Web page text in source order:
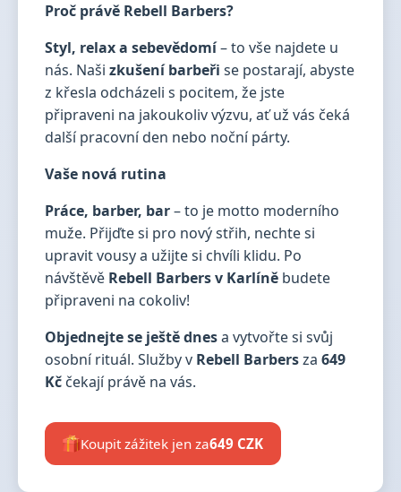
Proč právě Rebell Barbers?
Styl, relax a sebevědomí– to vše najdete u
nás. Naši zkušení barbeři se postarají, abyste
z křesla odcházeli s pocitem, že jste
připraveni na jakoukoliv výzvu, ať už vás čeká
další pracovní den nebo noční párty.
Vaše nová rutina
Práce, barber, bar– to je motto moderního
muže. Přijďte si pro nový střih, nechte si
upravit vousy a užijte si chvíli klidu. Po
návštěvě Rebell Barbers v Karlíně budete
připraveni na cokoliv!
Objednejte se ještě dnesa vytvořte si svůj
osobní rituál. Služby v Rebell Barbersza 649
Kč čekají právě na vás.
Koupit zážitek jen za649 CZK